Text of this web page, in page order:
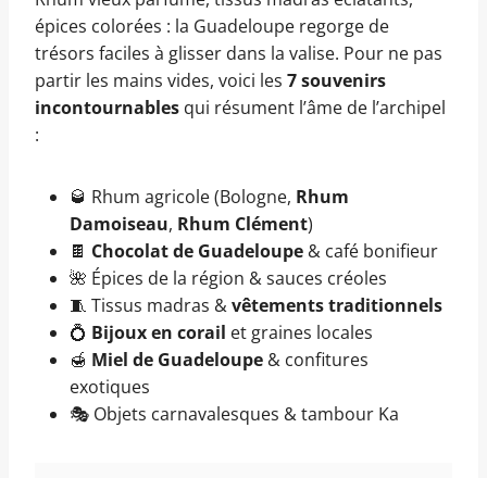
épices colorées : la Guadeloupe regorge de
trésors faciles à glisser dans la valise. Pour ne pas
partir les mains vides, voici les 7 souvenirs
incontournables qui résument l’âme de l’archipel
:
🥃 Rhum agricole (Bologne, Rhum
Damoiseau, Rhum Clément)
🍫 Chocolat de Guadeloupe & café bonifieur
🌺 Épices de la région & sauces créoles
🧵 Tissus madras &vêtements traditionnels
💍 Bijoux en corail et graines locales
🍯 Miel de Guadeloupe & confitures
exotiques
🎭 Objets carnavalesques & tambour Ka